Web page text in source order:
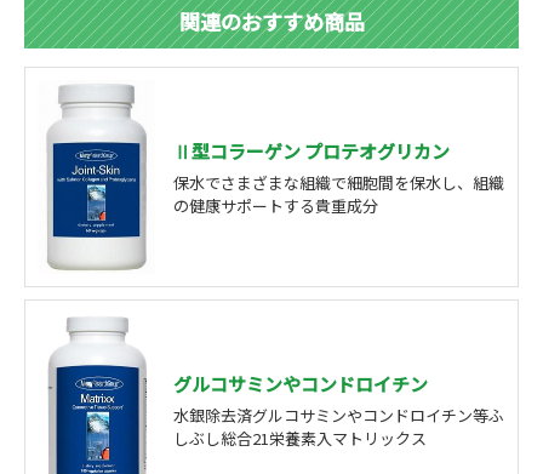
関連のおすすめ商品
Ⅱ型コラーゲン プロテオグリカン
保水でさまざまな組織で細胞間を保水し、組織
の健康サポートする貴重成分
グルコサミンやコンドロイチン
水銀除去済グルコサミンやコンドロイチン等ふ
しぶし総合21栄養素入マトリックス